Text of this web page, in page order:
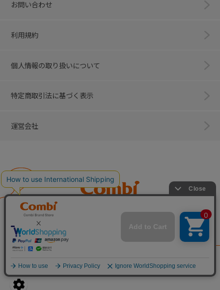
お問い合わせ
利用規約
個人情報の取り扱いについて
特定商取引法に基づく表示
運営会社
子育てに、イノベーションを。
ベビー用品のコンビ株式会社
All Right Reserved. Copyright © Combi Corporation.